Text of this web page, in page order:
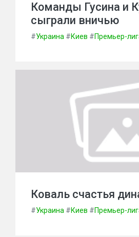
Команды Гусина и
сыграли вничью
#Украина #Киев #Премьер-
Коваль счастья
#Украина #Киев #Премьер-